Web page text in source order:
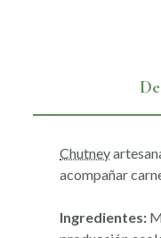
Chutney
acompañar
Ingredientes: